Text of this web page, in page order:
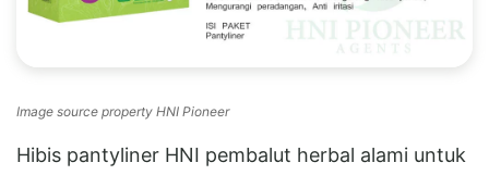
Image source property HNI Pioneer
Hibis pantyliner HNI pembalut herbal alami untuk